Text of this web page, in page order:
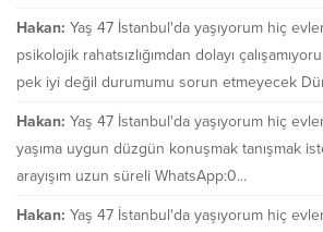
Hakan: Yaş 47 İstanbul'da yaşıyorum hiç
psikolojik rahatsızlığımdan dolayı
pek iyi değil durumumu sorun etmeyecek
Hakan: Yaş 47 İstanbul'da yaşıyorum hiç
yaşıma uygun düzgün konuşmak tanışmak
arayışım uzun süreli WhatsApp:0...
Hakan: Yaş 47 İstanbul'da yaşıyorum hiç